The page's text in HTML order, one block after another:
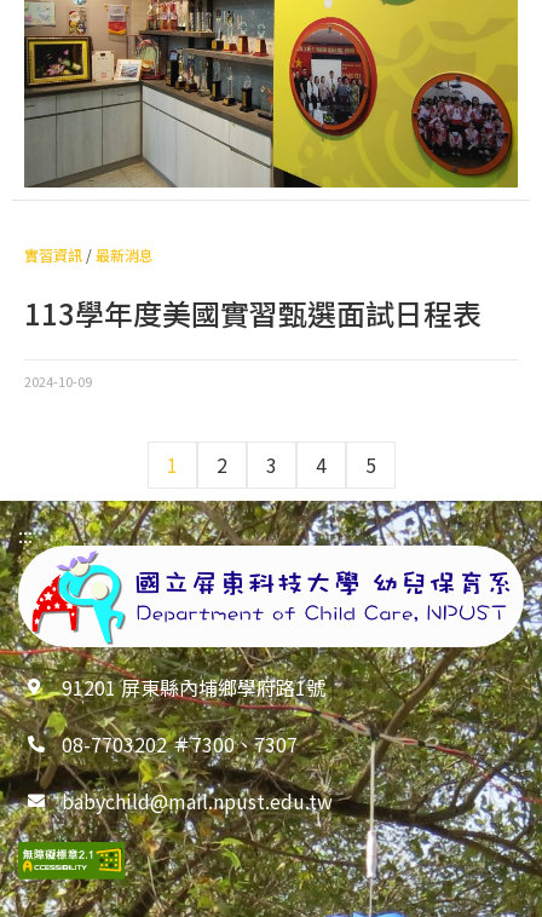
實習資訊 /最新消息
113學年度美國實習甄選面試日程表
2024-10-09
1 2 3 4 5
:::
91201 屏東縣內埔鄉學府路1號
08-7703202 ＃7300、7307
babychild@mail.npust.edu.tw